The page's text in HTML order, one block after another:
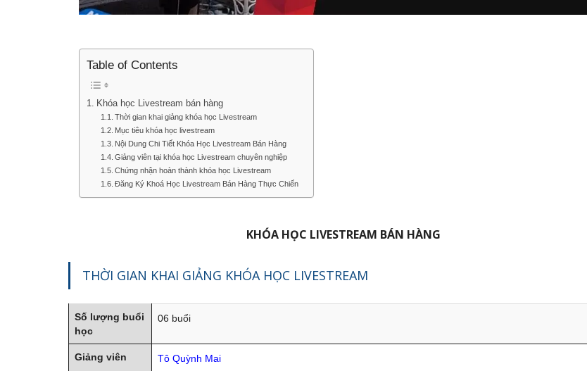
Table of Contents
Khóa học Livestream bán hàng
Thời gian khai giảng khóa học Livestream
Mục tiêu khóa học livestream
Nội Dung Chi Tiết Khóa Học Livestream Bán Hàng
Giảng viên tại khóa học Livestream chuyên nghiệp
Chứng nhận hoàn thành khóa học Livestream
Đăng Ký Khoá Học Livestream Bán Hàng Thực Chiến
KHÓA HỌC LIVESTREAM BÁN HÀNG
THỜI GIAN KHAI GIẢNG KHÓA HỌC LIVESTREAM
Số lượng buổi
học
06 buổi
Giảng viên Tô Quỳnh Mai